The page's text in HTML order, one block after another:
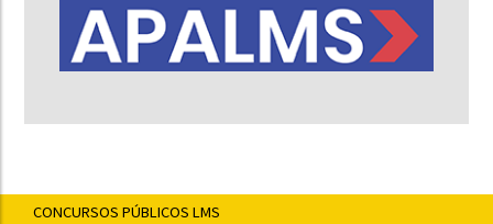
CONCURSOS PÚBLICOS LMS